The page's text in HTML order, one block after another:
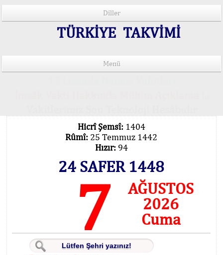
Diller
TÜRKİYE TAKVİMİ
Menü
Hicrî Şemsî: 1404
Rûmî: 25 Temmuz 1442
Hızır: 94
24 SAFER 1448
7
AĞUSTOS
2026
Cuma